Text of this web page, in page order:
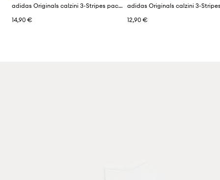
adidas Originals calzini 3-Stripes pacco da 3
14,90 €
12,90 €